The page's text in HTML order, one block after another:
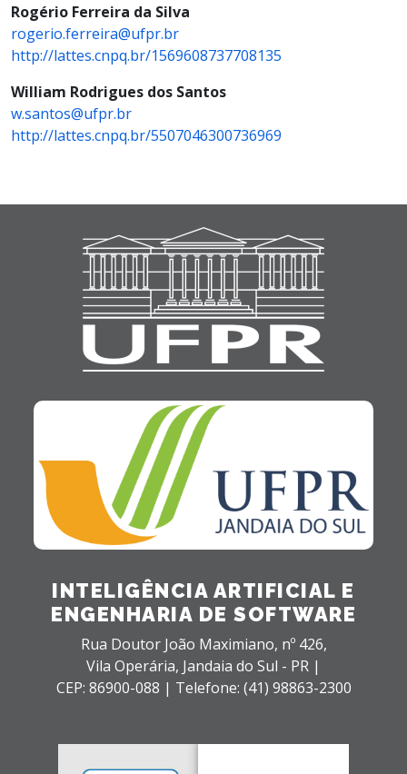
Rogério Ferreira da Silva
rogerio.ferreira@ufpr.br
http://lattes.cnpq.br/1569608737708135
William Rodrigues dos Santos
w.santos@ufpr.br
http://lattes.cnpq.br/5507046300736969
INTELIGÊNCIA ARTIFICIAL E
ENGENHARIA DE SOFTWARE
Rua Doutor João Maximiano, nº 426,
Vila Operária, Jandaia do Sul - PR |
CEP: 86900-088 | Telefone: (41) 98863-2300